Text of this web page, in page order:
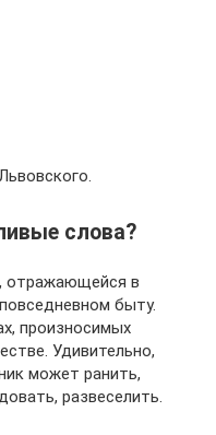
слова?
отражающейся в
быту.
произносимых
Удивительно,
может ранить,
развеселить.